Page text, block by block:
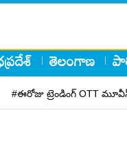
తెలంగాణ
#ఈరోజు ట్రెండింగ్ OTT